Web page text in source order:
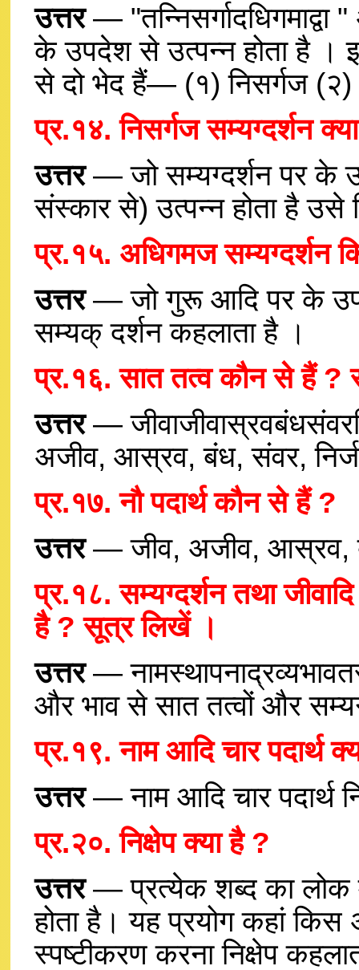
उत्तर—
के उपदेश से उत्पन्न होता है ।
से दो भेद हैं— (१) निसर्गज
प्र.१४. निसर्गज सम्यग्दर्शन
उत्तर— जो सम्यग्दर्शन पर के
संस्कार से) उत्पन्न होता है उसे
प्र.१५. अधिगमज सम्यग्दर्शन
उत्तर— जो गुरू आदि पर के
सम्यक् दर्शन कहलाता है ।
प्र.१६. सात तत्व कौन से हैं
उत्तर—
अजीव, आस्रव, बंध, संवर,
प्र.१७. नौ पदार्थ कौन से हैं ?
उत्तर— जीव, अजीव, आस्रव,
प्र.१८. सम्यग्दर्शन तथा
है ? सूत्र लिखें ।
उत्तर—
और भाव से सात तत्वों और
प्र.१९. नाम आदि चार पदार्थ
उत्तर— नाम आदि चार पदार्थ
प्र.२०. निक्षेप क्या है ?
उत्तर— प्रत्येक शब्द का लोक
होता है। यह प्रयोग कहां किस
स्पष्टीकरण करना निक्षेप